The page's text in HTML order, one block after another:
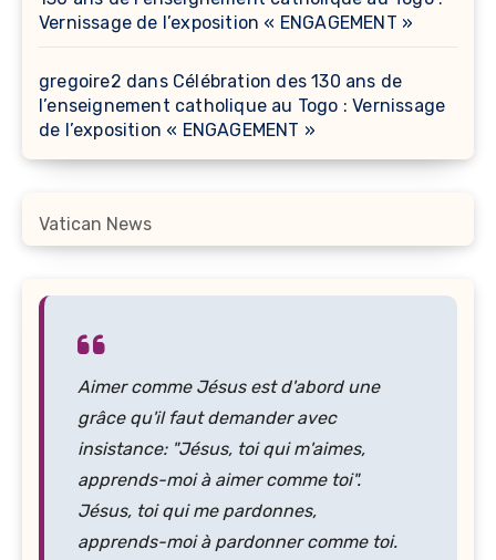
Vernissage de l’exposition « ENGAGEMENT »
gregoire2 dans Célébration des 130 ans de
l’enseignement catholique au Togo : Vernissage
de l’exposition « ENGAGEMENT »
Vatican News
Aimer comme Jésus est d'abord une
grâce qu'il faut demander avec
insistance: "Jésus, toi qui m'aimes,
apprends-moi à aimer comme toi".
Jésus, toi qui me pardonnes,
apprends-moi à pardonner comme toi.